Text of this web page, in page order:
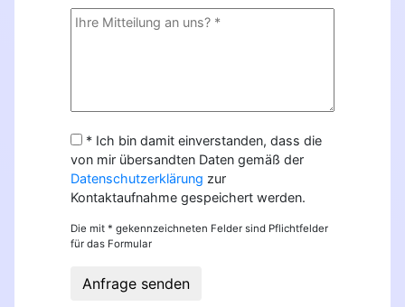
* Ich bin damit einverstanden, dass die
von mir übersandten Daten gemäß der
Datenschutzerklärung zur
Kontaktaufnahme gespeichert werden.
Die mit * gekennzeichneten Felder sind Pflichtfelder
für das Formular
Anfrage senden